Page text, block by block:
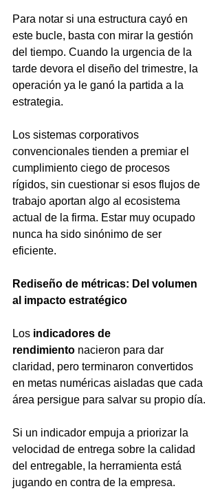
Para notar si una estructura cayó en
este bucle, basta con mirar la gestión
del tiempo. Cuando la urgencia de la
tarde devora el diseño del trimestre, la
operación ya le ganó la partida a la
estrategia.
Los sistemas corporativos
convencionales tienden a premiar el
cumplimiento ciego de procesos
rígidos, sin cuestionar si esos flujos de
trabajo aportan algo al ecosistema
actual de la firma. Estar muy ocupado
nunca ha sido sinónimo de ser
eficiente.
Rediseño de métricas: Del volumen
al impacto estratégico
Los indicadores de
rendimiento nacieron para dar
claridad, pero terminaron convertidos
en metas numéricas aisladas que cada
área persigue para salvar su propio día.
Si un indicador empuja a priorizar la
velocidad de entrega sobre la calidad
del entregable, la herramienta está
jugando en contra de la empresa.